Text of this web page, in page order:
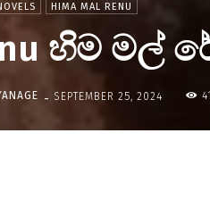
HIMA MAL RENU
හිම මල්
- SEPTEMBER 25, 2024 41